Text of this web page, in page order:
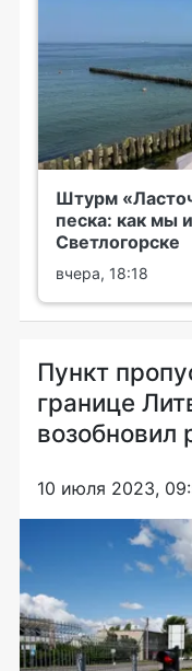
Штурм
песка: как мы
Светлогорске
вчера, 18:18
Пункт
границе
возобновил
10 июля 2023,